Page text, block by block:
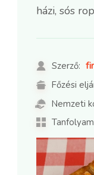
házi, sós
Szerző:
Főzési
Nemzeti